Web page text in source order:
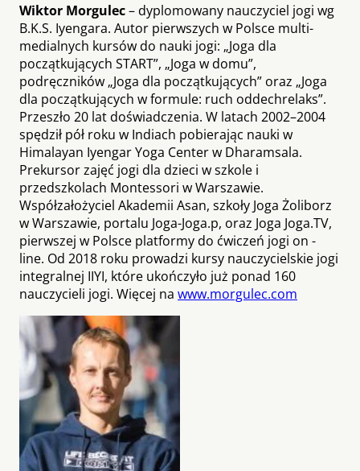
Wiktor Morgulec– dyplomowany nauczyciel jogi wg
B.K.S. Iyengara. Autor pierwszych w Polsce multi­
medialnych kursów do nauki jogi: „Joga dla
początkujących START”, „Joga w domu”,
podręczników „Joga dla początkujących” oraz „Joga
dla początkujących w formule: ruch ­oddech­relaks”.
Przeszło 20 ­lat doświadczenia. W latach 2002–2004
spędził pół roku w Indiach pobierając nauki w
Himalayan Iyengar Yoga Center w Dharamsala.
Prekursor zajęć jogi dla dzieci w szkole i
przedszkolach Montessori w Warszawie.
Współzałożyciel Akademii Asan, szkoły Joga Żoliborz
w Warszawie, portalu Joga-Joga.p, oraz Joga ­Joga.TV,
pierwszej w Polsce platformy do ćwiczeń jogi on ­
line. Od 2018 roku prowadzi kursy nauczycielskie jogi
integralnej IIYI, które ukończyło już ponad 160
nauczycieli jogi. Więcej na www.morgulec.com